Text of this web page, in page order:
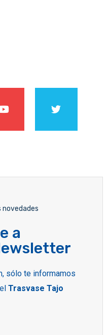
novedades
a
sólo te informamos
Trasvase Tajo